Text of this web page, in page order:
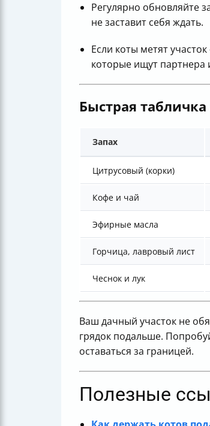
Регулярно обновляйте
не заставит себя ждать.
Если коты метят
которые ищут партнера
Быстрая
Запах
Цитрусовый (корки)
Кофе и чай
Эфирные масла
Горчица, лавровый лист
Чеснок и лук
Ваш дачный участок не
грядок подальше.
оставаться за границей.
Полезные